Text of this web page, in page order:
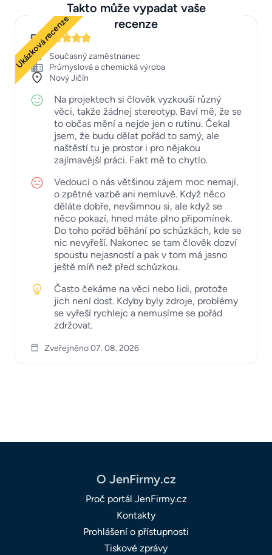
Takto může vypadat vaše
recenze
Ukázková recenze
5
Současný zaměstnanec
Průmyslová a chemická výroba
Nový Jičín
Na projektech si člověk vyzkouší různý
věci, takže žádnej stereotyp. Baví mě, že se
to občas mění a nejde jen o rutinu. Čekal
jsem, že budu dělat pořád to samý, ale
naštěstí tu je prostor i pro nějakou
zajímavější práci. Fakt mě to chytlo.
Vedoucí o nás většinou zájem moc nemají,
o zpětné vazbě ani nemluvě. Když něco
děláte dobře, nevšimnou si, ale když se
něco pokazí, hned máte plno připomínek.
Do toho pořád běhání po schůzkách, kde se
nic nevyřeší. Nakonec se tam člověk dozví
spoustu nejasností a pak v tom má jasno
ještě míň než před schůzkou.
Často čekáme na věci nebo lidi, protože
jich není dost. Kdyby byly zdroje, problémy
se vyřeší rychlejc a nemusíme se pořád
zdržovat.
Zveřejněno 07. 08. 2026
O JenFirmy.cz
Proč portál JenFirmy.cz
Kontakty
Prohlášení o přístupnosti
Tiskové zprávy